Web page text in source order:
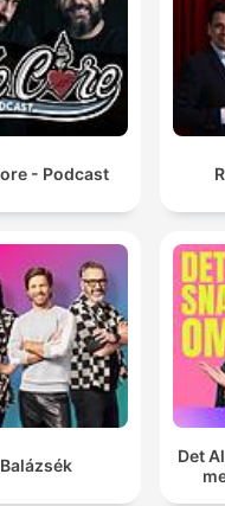
- Podcast
Balázsék
Det